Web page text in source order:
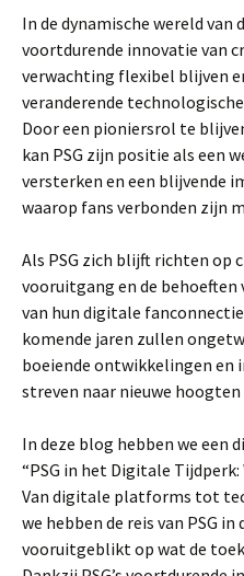
In de dynamische wereld
voortdurende innovatie van
verwachting flexibel blijven
veranderende
Door een pioniersrol te
kan PSG zijn positie als een
versterken en een blijvende
waarop fans verbonden zijn
Als PSG zich blijft richten
vooruitgang en de behoeften
van hun digitale
komende jaren zullen
boeiende ontwikkelingen en
streven naar nieuwe
In deze blog hebben we een
“PSG in het Digitale
Van digitale platforms tot
we hebben de reis van PSG
vooruitgeblikt op wat de